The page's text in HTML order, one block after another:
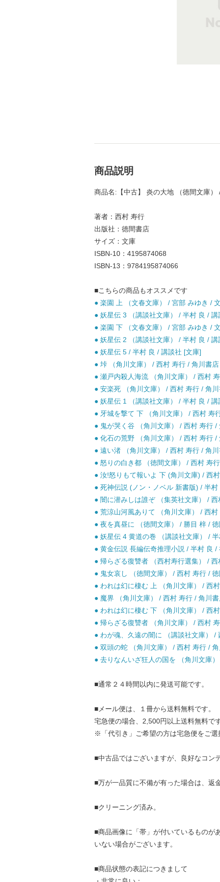
商品説明
商品名:【中古】 炎の大地 （徳間文庫
著者：西村 寿行
出版社：徳間書店
サイズ：文庫
ISBN-10：4195874068
ISBN-13：9784195874066
■こちらの商品もオススメです
● 楽園 上 （文春文庫） / 宮部 みゆき /
● 妖星伝 3 （講談社文庫） / 半村 良 /
● 楽園 下 （文春文庫） / 宮部 みゆき /
● 妖星伝 2 （講談社文庫） / 半村 良 /
● 妖星伝 5 / 半村 良 / 講談社 [文庫]
● 垰 （角川文庫） / 西村 寿行 / 角川書
● 瀬戸内殺人海流 （角川文庫） / 西村
● 安楽死 （角川文庫） / 西村 寿行 / 角
● 妖星伝 1 （講談社文庫） / 半村 良 /
● 牙城を撃て 下 （角川文庫） / 西村 寿
● 鬼が哭く谷 （角川文庫） / 西村 寿行 /
● 化石の荒野 （角川文庫） / 西村 寿行 /
● 遠い渚 （角川文庫） / 西村 寿行 / 角
● 怒りの白き都 （徳間文庫） / 西村 寿
● 汝!怒りもて報いよ 下 (角川文庫) / 西
● 死神伝説 (ノン・ノベル 新書版) / 半
● 闇に潜みしは誰ぞ （集英社文庫） /
● 荒涼山河風ありて （角川文庫） / 西
● 夜を真昼に （徳間文庫） / 勝目 梓 /
● 妖星伝 4 黄道の巻 （講談社文庫） /
● 黄金伝説 長編伝奇推理小説 / 半村 良 /
● 帰らざる復讐者 （西村寿行選集） /
● 鬼女哀し （徳間文庫） / 西村 寿行 /
● われは幻に棲む 上 （角川文庫） / 西
● 魔界 （角川文庫） / 西村 寿行 / 角川
● われは幻に棲む 下 （角川文庫） / 西
● 帰らざる復讐者 （角川文庫） / 西村
● わが魂、久遠の闇に （講談社文庫） /
● 双頭の蛇 （角川文庫） / 西村 寿行 /
● 去りなんいざ狂人の国を （角川文庫
■通常２４時間以内に発送可能です。
■メール便は、１冊から送料無料です。
宅急便の場合、2,500円以上送料無料で
※「代引き」ご希望の方は宅急便をご選
■中古品ではございますが、良好なコン
■万が一品質に不備が有った場合は、返
■クリーニング済み。
■商品画像に「帯」が付いているものが
いない場合がございます。
■商品状態の表記につきまして